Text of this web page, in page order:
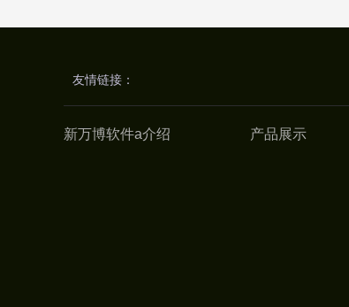
友情链接：
新万博软件a介绍 产品展示